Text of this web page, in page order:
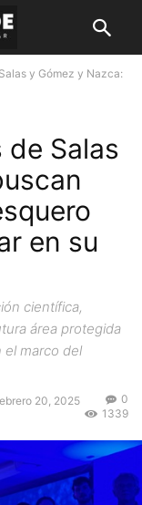
y Gómez y Nazca:
Salas
en su
científica,
área protegida
el marco del
20, 2025
0
1339